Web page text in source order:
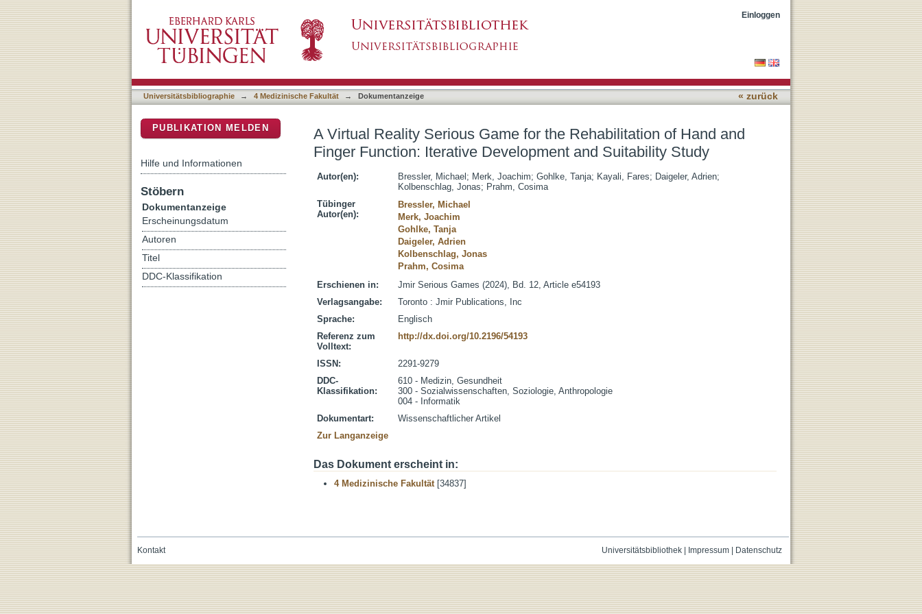
Development and Suitability Study
Einloggen
Universitätsbibliographie → 4 Medizinische Fakultät → Dokumentanzeige « zurück
A Virtual Reality Serious Game for the Rehabilitation of Hand and
Finger Function: Iterative Development and Suitability Study
Autor(en): Bressler, Michael ; Merk, Joachim; Gohlke, Tanja; Kayali, Fares; Daigeler, Adrien;
Kolbenschlag, Jonas; Prahm, Cosima
Tübinger
Autor(en):
Bressler, Michael
Merk, Joachim
Gohlke, Tanja
Daigeler, Adrien
Kolbenschlag, Jonas
Prahm, Cosima
Erschienen in:
Jmir Serious Games (2024), Bd. 12, Article e54193
Verlagsangabe:
Toronto : Jmir Publications, Inc
Sprache:
Englisch
Referenz zum
Volltext:
http://dx.doi.org/10.2196/54193
ISSN:
2291-9279
DDC-
Klassifikation:
610 - Medizin, Gesundheit
300 - Sozialwissenschaften, Soziologie, Anthropologie
004 - Informatik
Dokumentart:
Wissenschaftlicher Artikel
Zur Langanzeige
Das Dokument erscheint in:
4 Medizinische Fakultät[34837]
PUBLIKATION MELDEN
Hilfe und Informationen
Stöbern
Dokumentanzeige
Erscheinungsdatum
Autoren
Titel
DDC-Klassifikation
Universitätsbibliothek| Impressum| Datenschutz
Kontakt